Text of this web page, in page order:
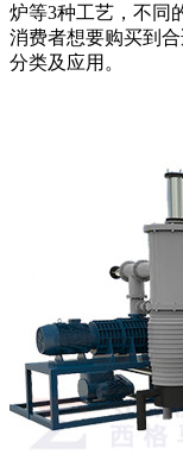
炉等3种工艺，不同
消费者想要购买到
分类及应用。